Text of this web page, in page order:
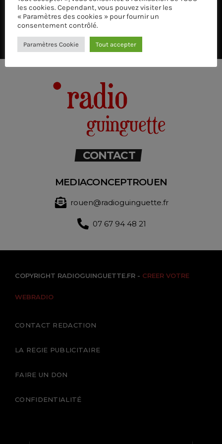
CONTACT
MEDIACONCEPTROUEN
rouen@radioguinguette.fr
07 67 94 48 21
COPYRIGHT RADIOGUINGUETTE.FR - CREER VOTRE
WEBRADIO
CONTACT REDACTION
LA REGIE PUBLICITAIRE
FAIRE UN DON
CONFIDENTIALITÉ
les cookies. Cependant, vous pouvez visiter les
« Paramètres des cookies » pour fournir un
consentement contrôlé.
Paramètres Cookie Tout accepter